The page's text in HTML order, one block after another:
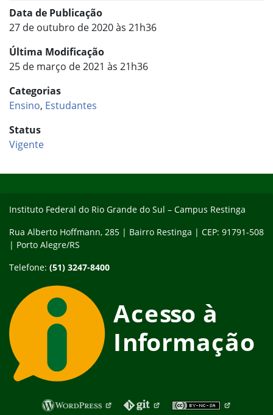
Data de Publicação
27 de outubro de 2020 às 21h36
Última Modificação
25 de março de 2021 às 21h36
Categorias
Ensino, Estudantes
Status
Vigente
Instituto Federal do Rio Grande do Sul – Campus Restinga
Rua Alberto Hoffmann, 285 | Bairro Restinga | CEP: 91791-508
| Porto Alegre/RS
Telefone: (51) 3247-8400